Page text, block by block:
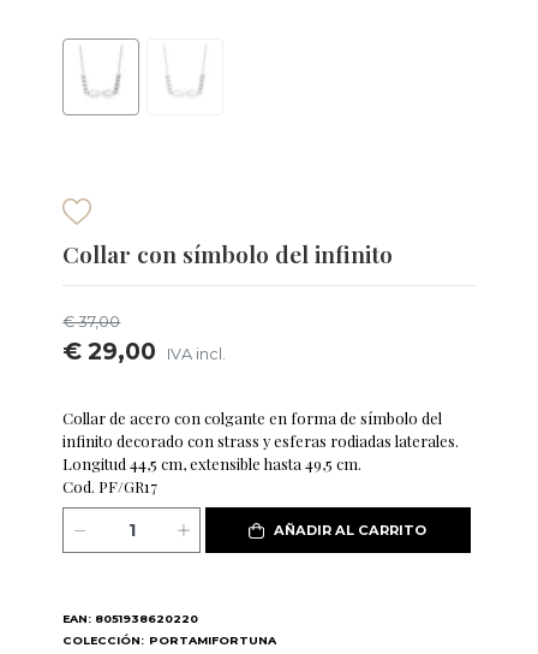
Collar con símbolo del infinito
€ 37,00
€ 29,00 IVA incl.
Collar de acero con colgante en forma de símbolo del
infinito decorado con strass y esferas rodiadas laterales.
Longitud 44,5 cm, extensible hasta 49,5 cm.
Cod. PF/GR17
AÑADIR AL CARRITO
EAN: 8051938620220
COLECCIÓN: PORTAMIFORTUNA